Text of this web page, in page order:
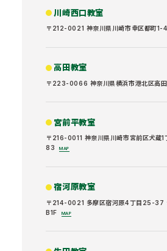
川崎西口教室
〒212-0021 神奈川県川崎市幸区都町1-4
高田教室
〒223-0066 神奈川県横浜市港北区高
宮前平教室
〒216-0011 神奈川県川崎市宮前区犬蔵
83
MAP
宿河原教室
〒214-0021 多摩区宿河原4丁目25-37
B1F
MAP